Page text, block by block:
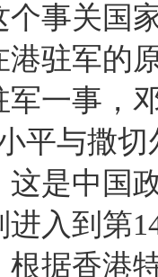
事关国
驻军的
军一事，
平与撒
是中国
进入到第
据香港